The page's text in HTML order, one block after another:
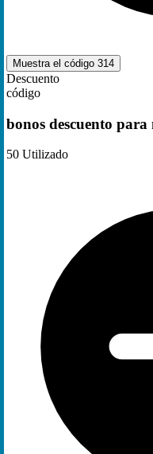
Muestra el código 314
Descuento
código
bonos descuento
50 Utilizado